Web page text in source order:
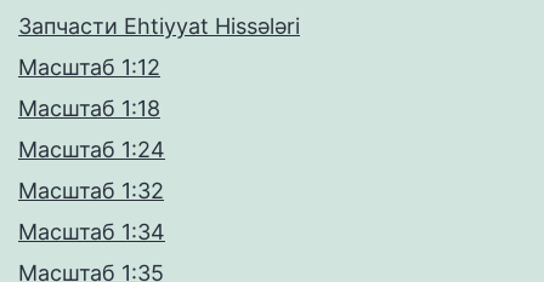
Запчасти Ehtiyyat Hissələri
Масштаб 1:12
Масштаб 1:18
Масштаб 1:24
Масштаб 1:32
Масштаб 1:34
Масштаб 1:35